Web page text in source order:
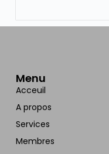
Menu
Acceuil
A propos
Services
Membres